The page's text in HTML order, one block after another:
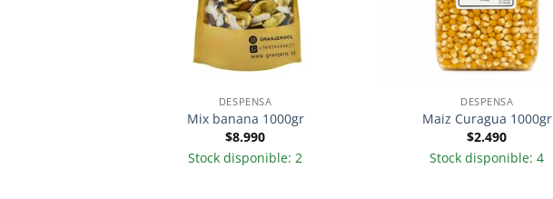
DESPENSA
Mix banana 1000gr
$8.990
Stock disponible: 2
DESPENSA
Maiz Curagua 1000gr
$2.490
Stock disponible: 4